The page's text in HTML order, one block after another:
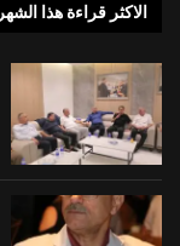
الاكثر قراءة هذا الشهر